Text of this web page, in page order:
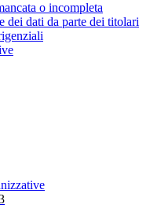
o incompleta
dei dati da parte dei titolari